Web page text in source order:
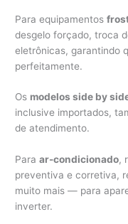
Para equipamentos
desgelo forçado, troca
eletrônicas, garantindo
perfeitamente.
Os modelos side by
inclusive importados,
de atendimento.
Paraar-condicionado,
preventiva e corretiva,
muito mais — para
inverter.